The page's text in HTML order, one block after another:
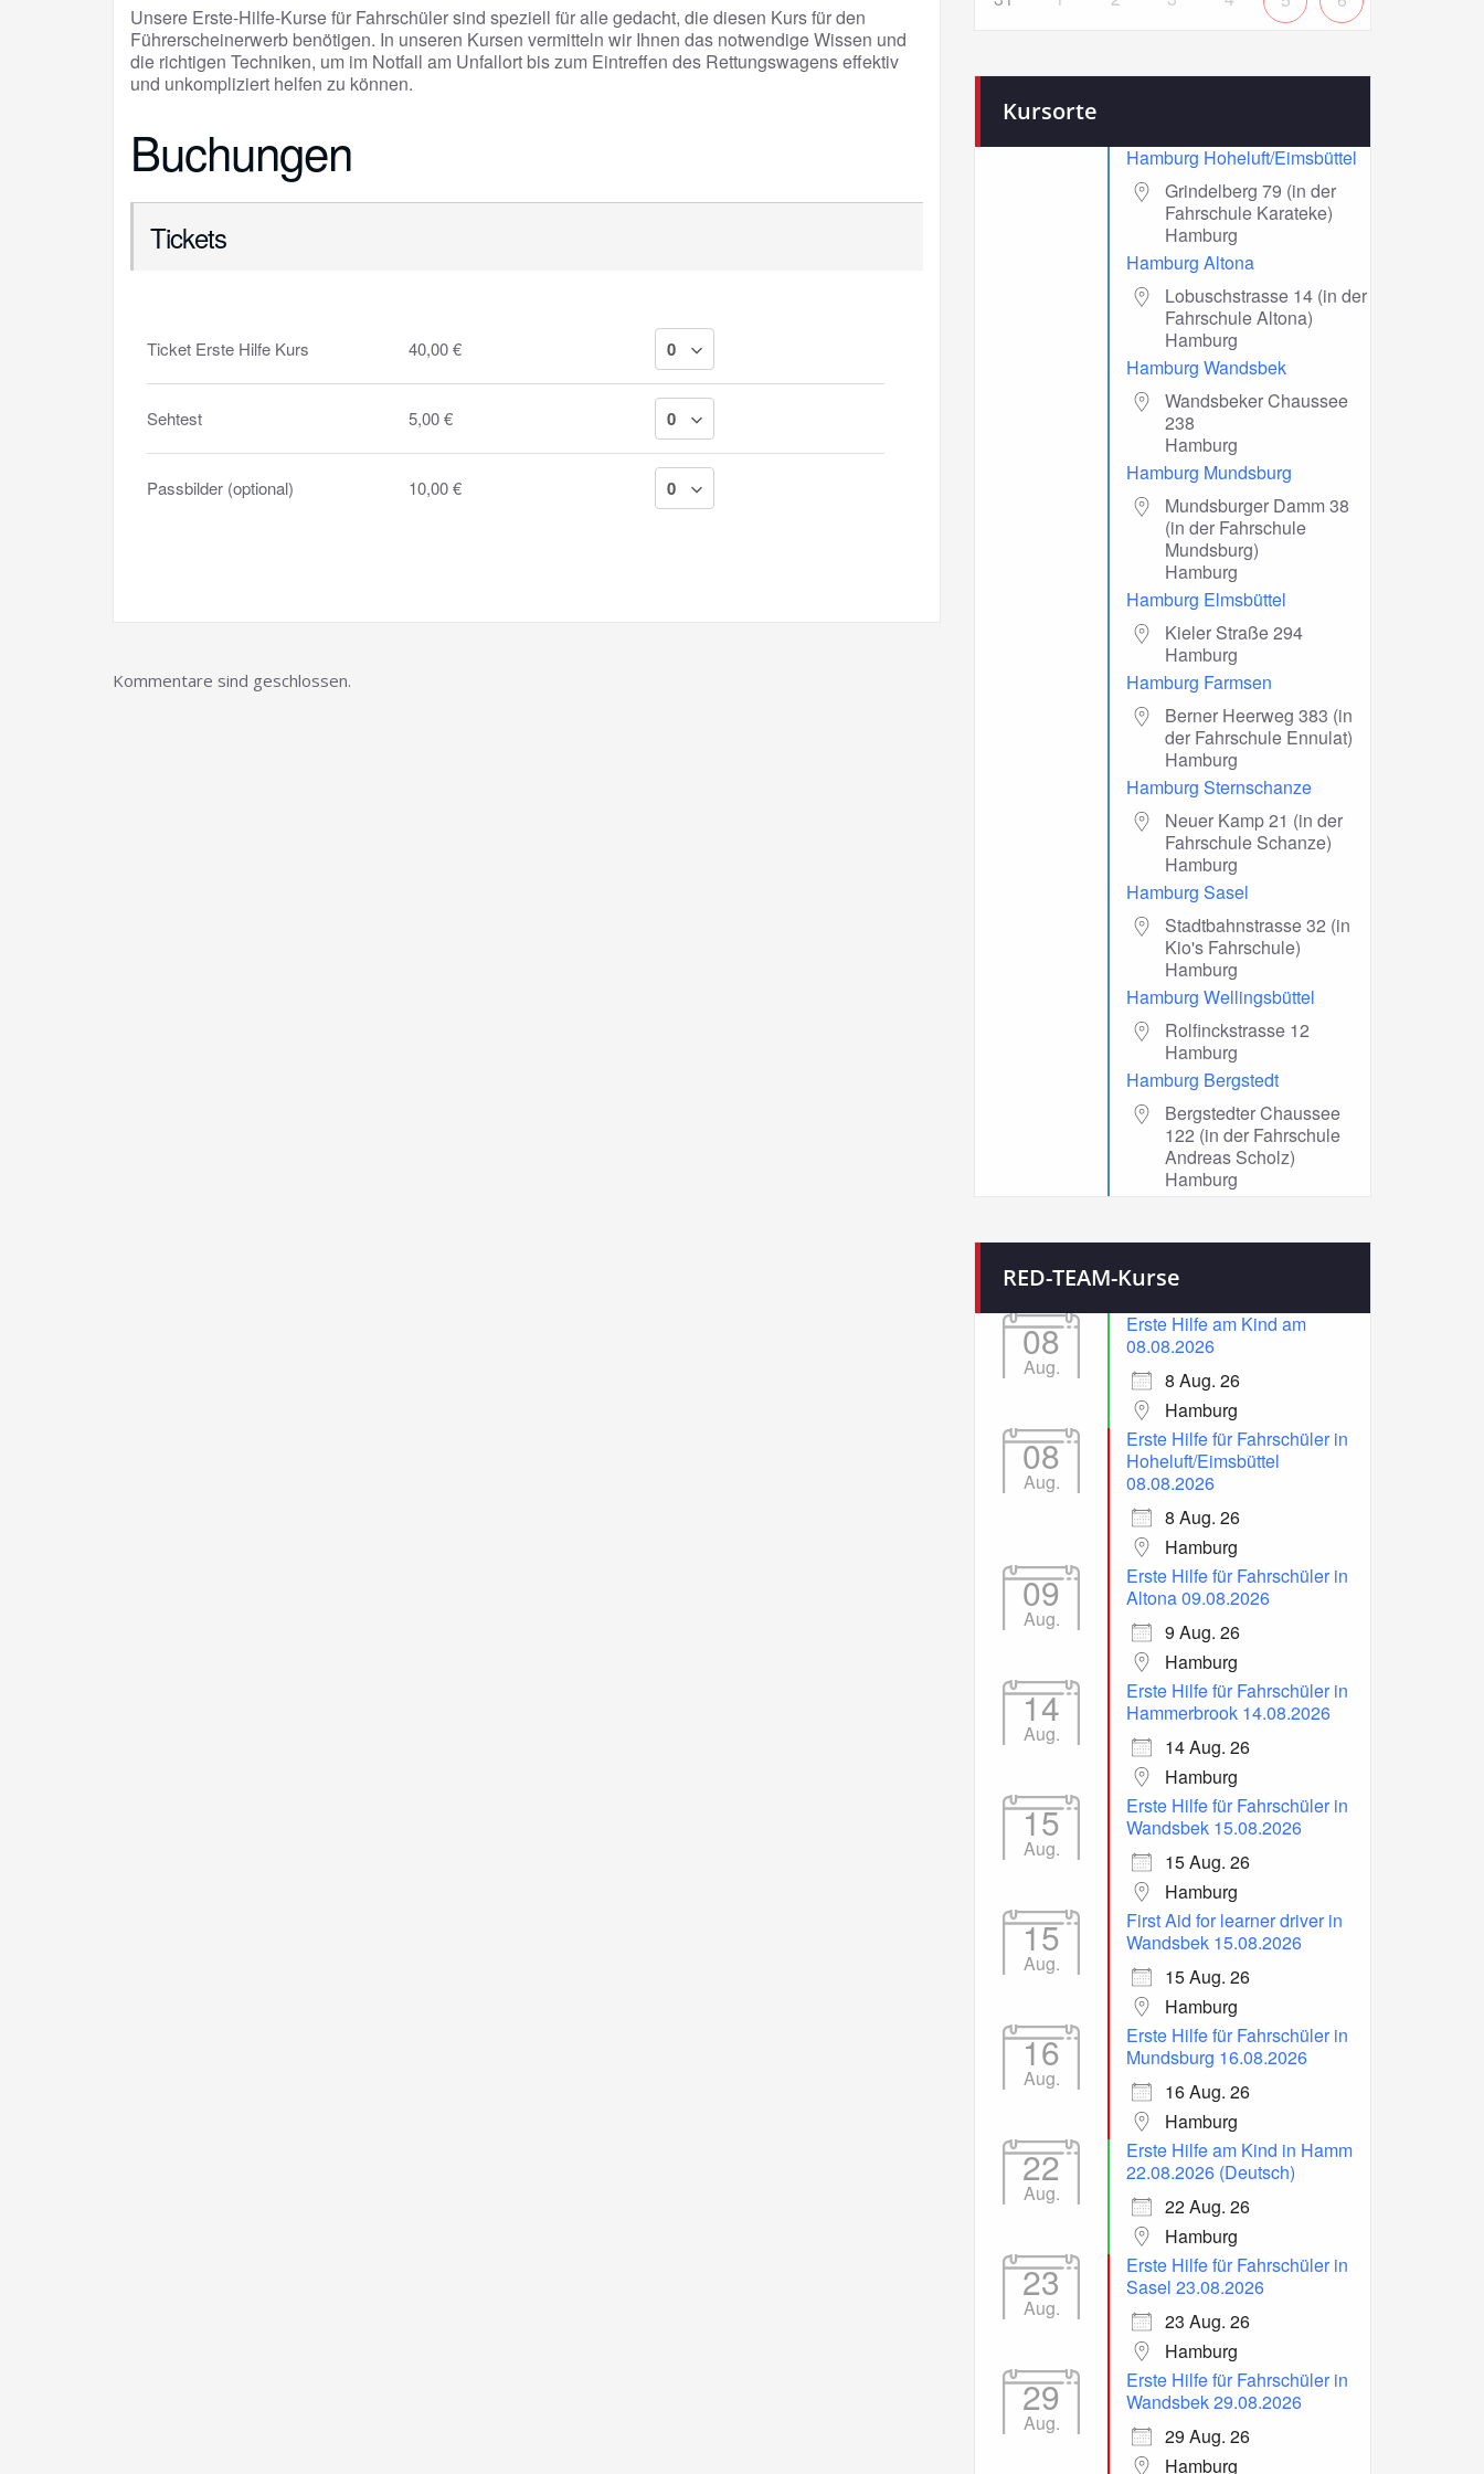
Unsere Erste-Hilfe-Kurse für Fahrschüler sind speziell für alle gedacht, die diesen Kurs für den
Führerscheinerwerb benötigen. In unseren Kursen vermitteln wir Ihnen das notwendige Wissen und
die richtigen Techniken, um im Notfall am Unfallort bis zum Eintreffen des Rettungswagens effektiv
und unkompliziert helfen zu können.
Buchungen
Tickets
Ticket Erste Hilfe Kurs 40,00 €
Sehtest 5,00 €
Passbilder (optional) 10,00 €
Kommentare sind geschlossen.
Kursorte
Hamburg Hoheluft/Eimsbüttel
Grindelberg 79 (in der
Fahrschule Karateke)
Hamburg
Hamburg Altona
Lobuschstrasse 14 (in der
Fahrschule Altona)
Hamburg
Hamburg Wandsbek
Wandsbeker Chaussee
238
Hamburg
Hamburg Mundsburg
Mundsburger Damm 38
(in der Fahrschule
Mundsburg)
Hamburg
Hamburg Elmsbüttel
Kieler Straße 294
Hamburg
Hamburg Farmsen
Berner Heerweg 383 (in
der Fahrschule Ennulat)
Hamburg
Hamburg Sternschanze
Neuer Kamp 21 (in der
Fahrschule Schanze)
Hamburg
Hamburg Sasel
Stadtbahnstrasse 32 (in
Kio's Fahrschule)
Hamburg
Hamburg Wellingsbüttel
Rolfinckstrasse 12
Hamburg
Hamburg Bergstedt
Bergstedter Chaussee
122 (in der Fahrschule
Andreas Scholz)
Hamburg
RED-TEAM-Kurse
08
Aug.
Erste Hilfe am Kind am
08.08.2026
8 Aug. 26
Hamburg
08
Aug.
Erste Hilfe für Fahrschüler in
Hoheluft/Eimsbüttel
08.08.2026
8 Aug. 26
Hamburg
09
Aug.
Erste Hilfe für Fahrschüler in
Altona 09.08.2026
9 Aug. 26
Hamburg
14
Aug.
Erste Hilfe für Fahrschüler in
Hammerbrook 14.08.2026
14 Aug. 26
Hamburg
15
Aug.
Erste Hilfe für Fahrschüler in
Wandsbek 15.08.2026
15 Aug. 26
Hamburg
15
Aug.
First Aid for learner driver in
Wandsbek 15.08.2026
15 Aug. 26
Hamburg
16
Aug.
Erste Hilfe für Fahrschüler in
Mundsburg 16.08.2026
16 Aug. 26
Hamburg
22
Aug.
Erste Hilfe am Kind in Hamm
22.08.2026 (Deutsch)
22 Aug. 26
Hamburg
23
Aug.
Erste Hilfe für Fahrschüler in
Sasel 23.08.2026
23 Aug. 26
Hamburg
29
Aug.
Erste Hilfe für Fahrschüler in
Wandsbek 29.08.2026
29 Aug. 26
Hamburg